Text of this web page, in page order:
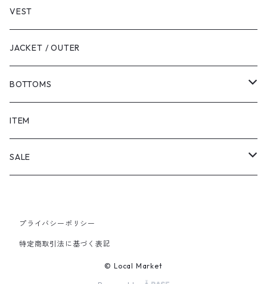
VEST
JACKET / OUTER
BOTTOMS
SHORTS
PANTS
ITEM
SALE
PANTS
プライバシーポリシー
特定商取引法に基づく表記
© Local Market